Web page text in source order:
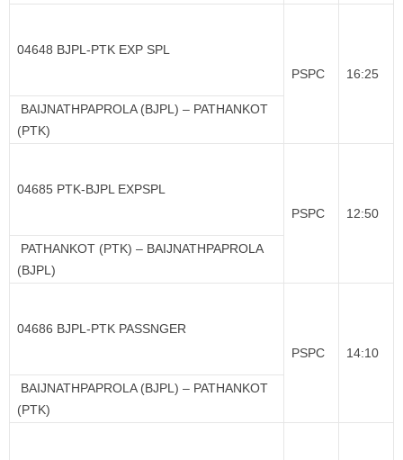
04648 BJPL-PTK EXP SPL
PSPC
16:25
BAIJNATHPAPROLA (BJPL) – PATHANKOT
(PTK)
04685 PTK-BJPL EXPSPL
PSPC
12:50
PATHANKOT (PTK) – BAIJNATHPAPROLA
(BJPL)
04686 BJPL-PTK PASSNGER
PSPC
14:10
BAIJNATHPAPROLA (BJPL) – PATHANKOT
(PTK)